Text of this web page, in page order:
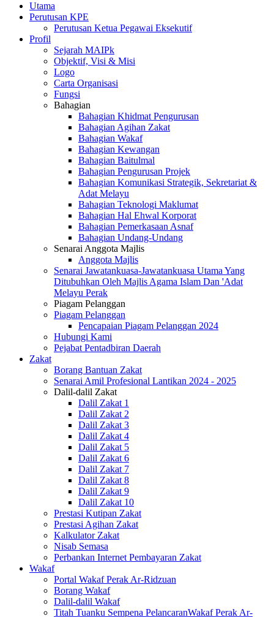
Utama
Perutusan KPE
Perutusan Ketua Pegawai Eksekutif
Profil
Sejarah MAIPk
Objektif, Visi & Misi
Logo
Carta Organisasi
Fungsi
Bahagian
Bahagian Khidmat Pengurusan
Bahagian Agihan Zakat
Bahagian Wakaf
Bahagian Kewangan
Bahagian Baitulmal
Bahagian Pengurusan Projek
Bahagian Komunikasi Strategik, Sekretariat &
Adat Melayu
Bahagian Teknologi Maklumat
Bahagian Hal Ehwal Korporat
Bahagian Pemerkasaan Asnaf
Bahagian Undang-Undang
Senarai Anggota Majlis
Anggota Majlis
Senarai Jawatankuasa-Jawatankuasa Utama Yang
Ditubuhkan Oleh Majlis Agama Islam Dan 'Adat
Melayu Perak
Piagam Pelanggan
Piagam Pelanggan
Pencapaian Piagam Pelanggan 2024
Hubungi Kami
Pejabat Pentadbiran Daerah
Zakat
Borang Bantuan Zakat
Senarai Amil Profesional Lantikan 2024 - 2025
Dalil-dalil Zakat
Dalil Zakat 1
Dalil Zakat 2
Dalil Zakat 3
Dalil Zakat 4
Dalil Zakat 5
Dalil Zakat 6
Dalil Zakat 7
Dalil Zakat 8
Dalil Zakat 9
Dalil Zakat 10
Prestasi Kutipan Zakat
Prestasi Agihan Zakat
Kalkulator Zakat
Nisab Semasa
Perbankan Internet Pembayaran Zakat
Wakaf
Portal Wakaf Perak Ar-Ridzuan
Borang Wakaf
Dalil-dalil Wakaf
Titah Tuanku Sempena PelancaranWakaf Perak Ar-